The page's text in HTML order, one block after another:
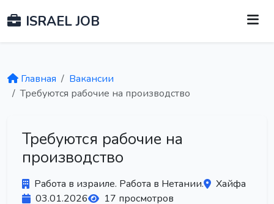
ISRAEL JOB
Главная
Вакансии
Требуются рабочие на производство
Требуются рабочие на
производство
Работа в израиле. Работа в Нетании.
Хайфа
03.01.2026
17 просмотров